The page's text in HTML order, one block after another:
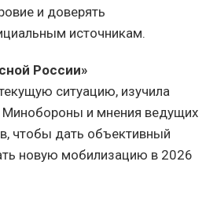
и доверять
источникам.
России»
ситуацию, изучила
и мнения ведущих
чтобы дать объективный
новую мобилизацию в 2026